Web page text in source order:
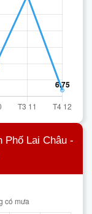
Phố Lai Châu -